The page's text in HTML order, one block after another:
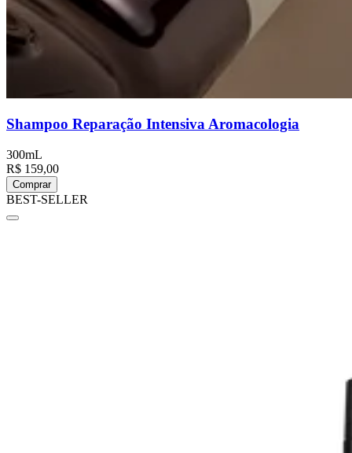
Shampoo Reparação Intensiva Aromacologia
300mL
R$ 159,00
Comprar
BEST-SELLER